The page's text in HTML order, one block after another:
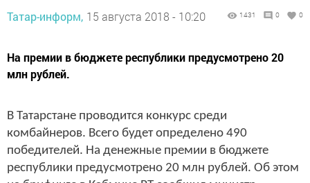
Татар-информ, 15 августа 2018 - 10:20 1431 0 0
На премии в бюджете республики предусмотрено 20
млн рублей.
В Татарстане проводится конкурс среди
комбайнеров. Всего будет определено 490
победителей. На денежные премии в бюджете
республики предусмотрено 20 млн рублей. Об этом